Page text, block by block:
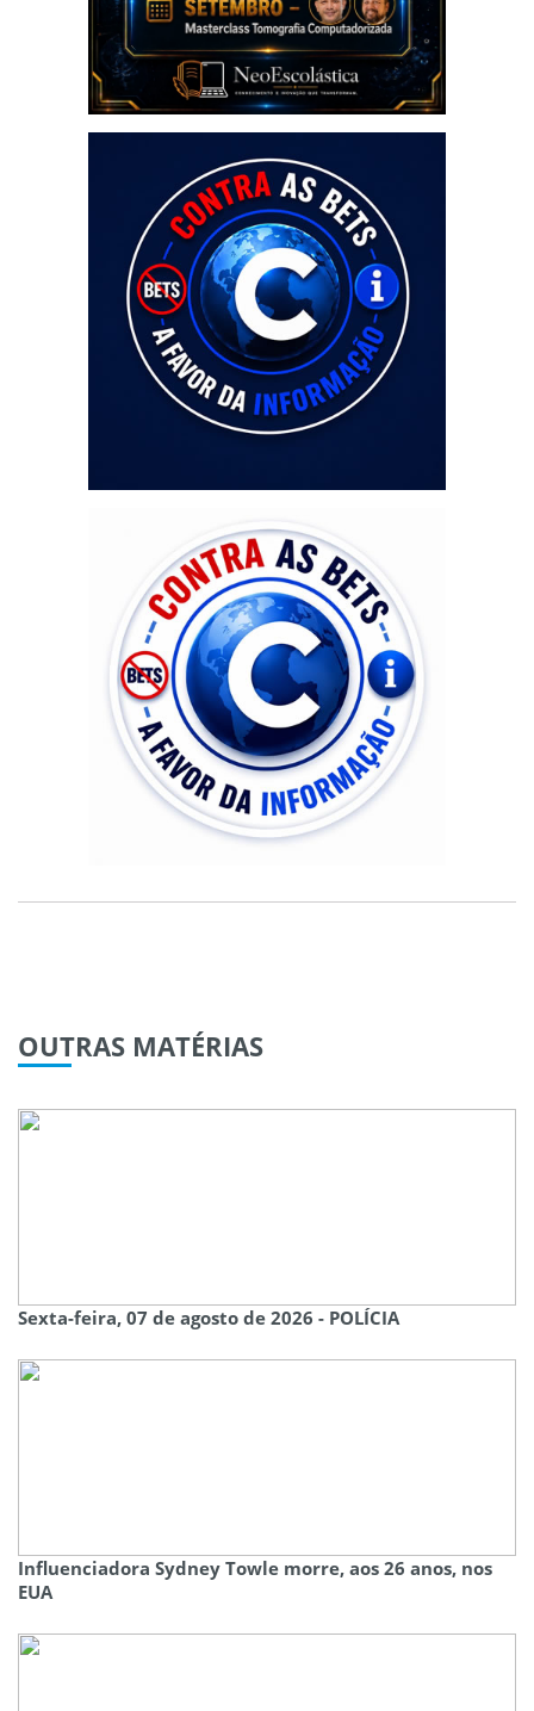
OUTRAS MATÉRIAS
Sexta-feira, 07 de agosto de 2026 - POLÍCIA
Influenciadora Sydney Towle morre, aos 26 anos, nos
EUA